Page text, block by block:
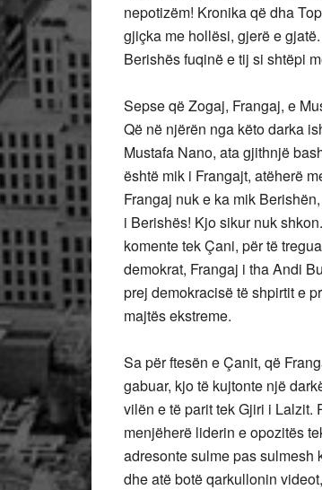
nepotizëm! Kronika që dha
gjiçka me hollësi, gjerë e
Berishës fuqinë e tij si shtëpi
Sepse që Zogaj, Frangaj, e
Që në njërën nga këto darka
Mustafa Nano, ata gjithnjë
është mik i Frangajt, atëherë
Frangaj nuk e ka mik
i Berishës! Kjo sikur nuk
komente tek Çani, për të
demokrat, Frangaj i tha Andi
prej demokracisë të shpirtit e
majtës ekstreme.
Sa për ftesën e Çanit, që
gabuar, kjo të kujtonte një
vilën e të parit tek Gjiri i Lalzit.
menjëherë liderin e opozitës
adresonte sulme pas sulmesh
dhe atë botë qarkullonin